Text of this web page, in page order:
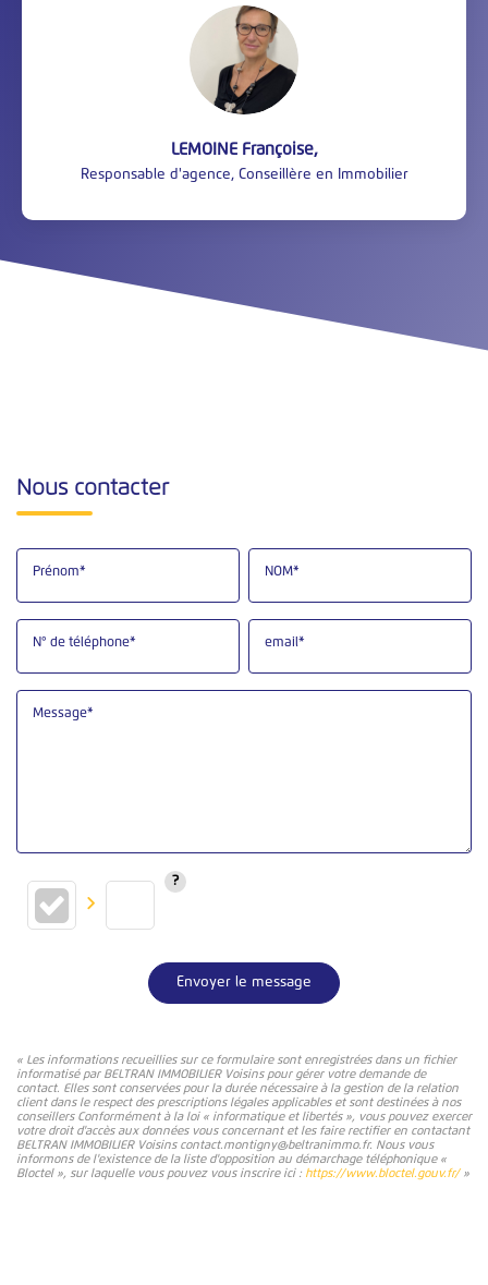
LEMOINE Françoise,
Responsable d'agence, Conseillère en Immobilier
Nous contacter
Prénom* NOM*
N° de téléphone* email*
Message*
Envoyer le message
« Les informations recueillies sur ce formulaire sont enregistrées dans un fichier
informatisé par BELTRAN IMMOBILIER Voisins pour gérer votre demande de
contact. Elles sont conservées pour la durée nécessaire à la gestion de la relation
client dans le respect des prescriptions légales applicables et sont destinées à nos
conseillers Conformément à la loi « informatique et libertés », vous pouvez exercer
votre droit d'accès aux données vous concernant et les faire rectifier en contactant
BELTRAN IMMOBILIER Voisins contact.montigny@beltranimmo.fr. Nous vous
informons de l'existence de la liste d'opposition au démarchage téléphonique «
Bloctel », sur laquelle vous pouvez vous inscrire ici : https://www.bloctel.gouv.fr/»